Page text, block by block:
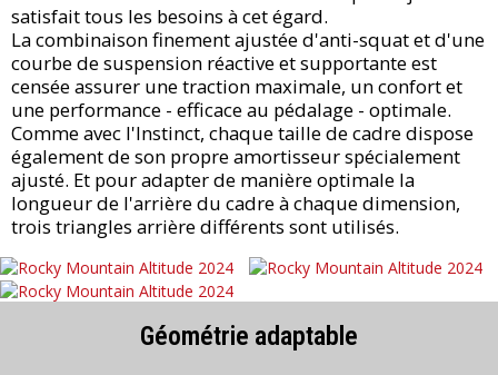
satisfait tous les besoins à cet égard.
La combinaison finement ajustée d'anti-squat et d'une
courbe de suspension réactive et supportante est
censée assurer une traction maximale, un confort et
une performance - efficace au pédalage - optimale.
Comme avec l'Instinct, chaque taille de cadre dispose
également de son propre amortisseur spécialement
ajusté. Et pour adapter de manière optimale la
longueur de l'arrière du cadre à chaque dimension,
trois triangles arrière différents sont utilisés.
Géométrie adaptable